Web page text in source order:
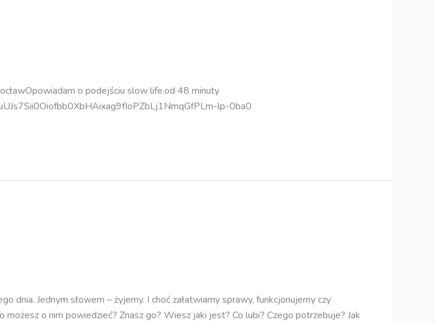
o podejściu slow life.od 48 minuty
lp-0ba0
dnia. Jednym słowem – żyjemy. I choć załatwiamy sprawy, funkcjonujemy czy
o nim powiedzieć? Znasz go? Wiesz jaki jest? Co lubi? Czego potrzebuje? Jak